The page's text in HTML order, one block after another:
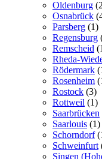
Oldenburg
Osnabrück
Parsberg (1)
Regensburg
Remscheid
Rheda-
Rödermark
Rosenheim
Rostock (3)
Rottweil (1)
Saarbrücken
Saarlouis (1)
Schorndorf
Schweinfurt
Singen